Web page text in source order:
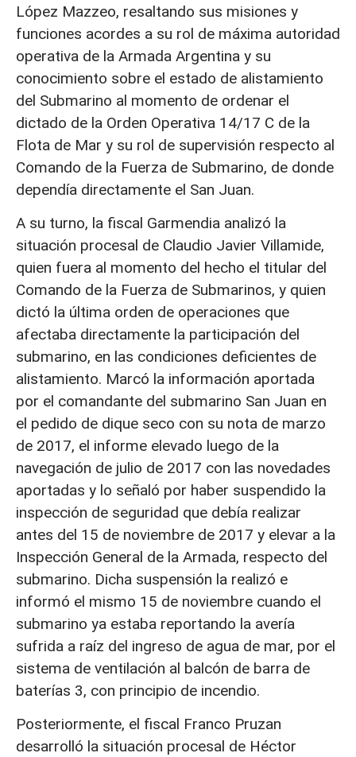
López Mazzeo, resaltando sus misiones y
funciones acordes a su rol de máxima autoridad
operativa de la Armada Argentina y su
conocimiento sobre el estado de alistamiento
del Submarino al momento de ordenar el
dictado de la Orden Operativa 14/17 C de la
Flota de Mar y su rol de supervisión respecto al
Comando de la Fuerza de Submarino, de donde
dependía directamente el San Juan.
A su turno, la fiscal Garmendia analizó la
situación procesal de Claudio Javier Villamide,
quien fuera al momento del hecho el titular del
Comando de la Fuerza de Submarinos, y quien
dictó la última orden de operaciones que
afectaba directamente la participación del
submarino, en las condiciones deficientes de
alistamiento. Marcó la información aportada
por el comandante del submarino San Juan en
el pedido de dique seco con su nota de marzo
de 2017, el informe elevado luego de la
navegación de julio de 2017 con las novedades
aportadas y lo señaló por haber suspendido la
inspección de seguridad que debía realizar
antes del 15 de noviembre de 2017 y elevar a la
Inspección General de la Armada, respecto del
submarino. Dicha suspensión la realizó e
informó el mismo 15 de noviembre cuando el
submarino ya estaba reportando la avería
sufrida a raíz del ingreso de agua de mar, por el
sistema de ventilación al balcón de barra de
baterías 3, con principio de incendio.
Posteriormente, el fiscal Franco Pruzan
desarrolló la situación procesal de Héctor